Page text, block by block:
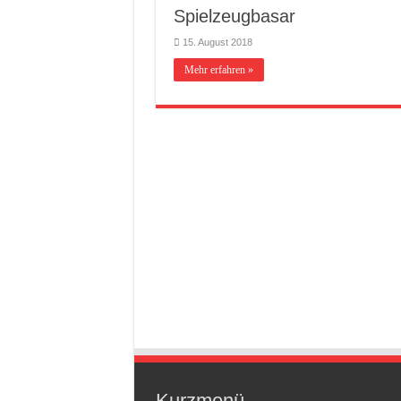
Spielzeugbasar
15. August 2018
Mehr erfahren »